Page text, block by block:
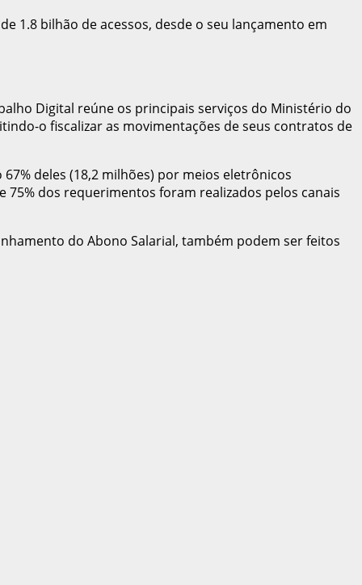
1.8 bilhão de acessos, desde o seu lançamento em
Digital reúne os principais serviços do Ministério do
o fiscalizar as movimentações de seus contratos de
deles (18,2 milhões) por meios eletrônicos
dos requerimentos foram realizados pelos canais
do Abono Salarial, também podem ser feitos